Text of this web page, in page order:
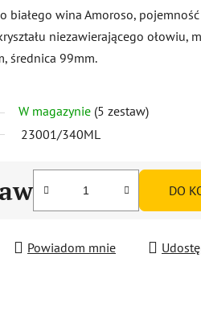
białego wina Amoroso,
niezawierającego ołowiu,
średnica 99mm.
W magazynie (5 zestaw)
23001/340ML
DO
Powiadom mnie